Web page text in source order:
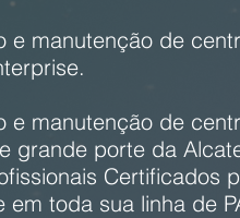
e manutenção de
e manutenção de
grande porte da
Certificados
em toda sua linha de